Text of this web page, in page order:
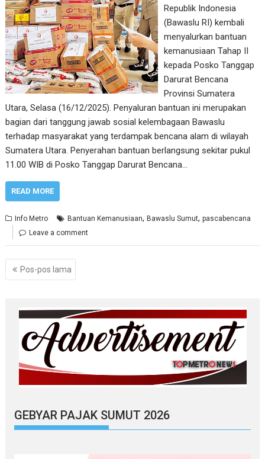
Republik Indonesia
(Bawaslu RI) kembali
menyalurkan bantuan
kemanusiaan Tahap II
kepada Posko Tanggap
Darurat Bencana
Provinsi Sumatera
Utara, Selasa (16/12/2025). Penyaluran bantuan ini merupakan
bagian dari tanggung jawab sosial kelembagaan Bawaslu
terhadap masyarakat yang terdampak bencana alam di wilayah
Sumatera Utara. Penyerahan bantuan berlangsung sekitar pukul
11.00 WIB di Posko Tanggap Darurat Bencana…
READ MORE
Info Metro Bantuan Kemanusiaan,Bawaslu Sumut,pascabencana
Leave a comment
Navigasi
pos
Pos-pos lama
GEBYAR PAJAK SUMUT 2026